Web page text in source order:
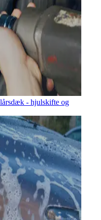
- hjulskifte og